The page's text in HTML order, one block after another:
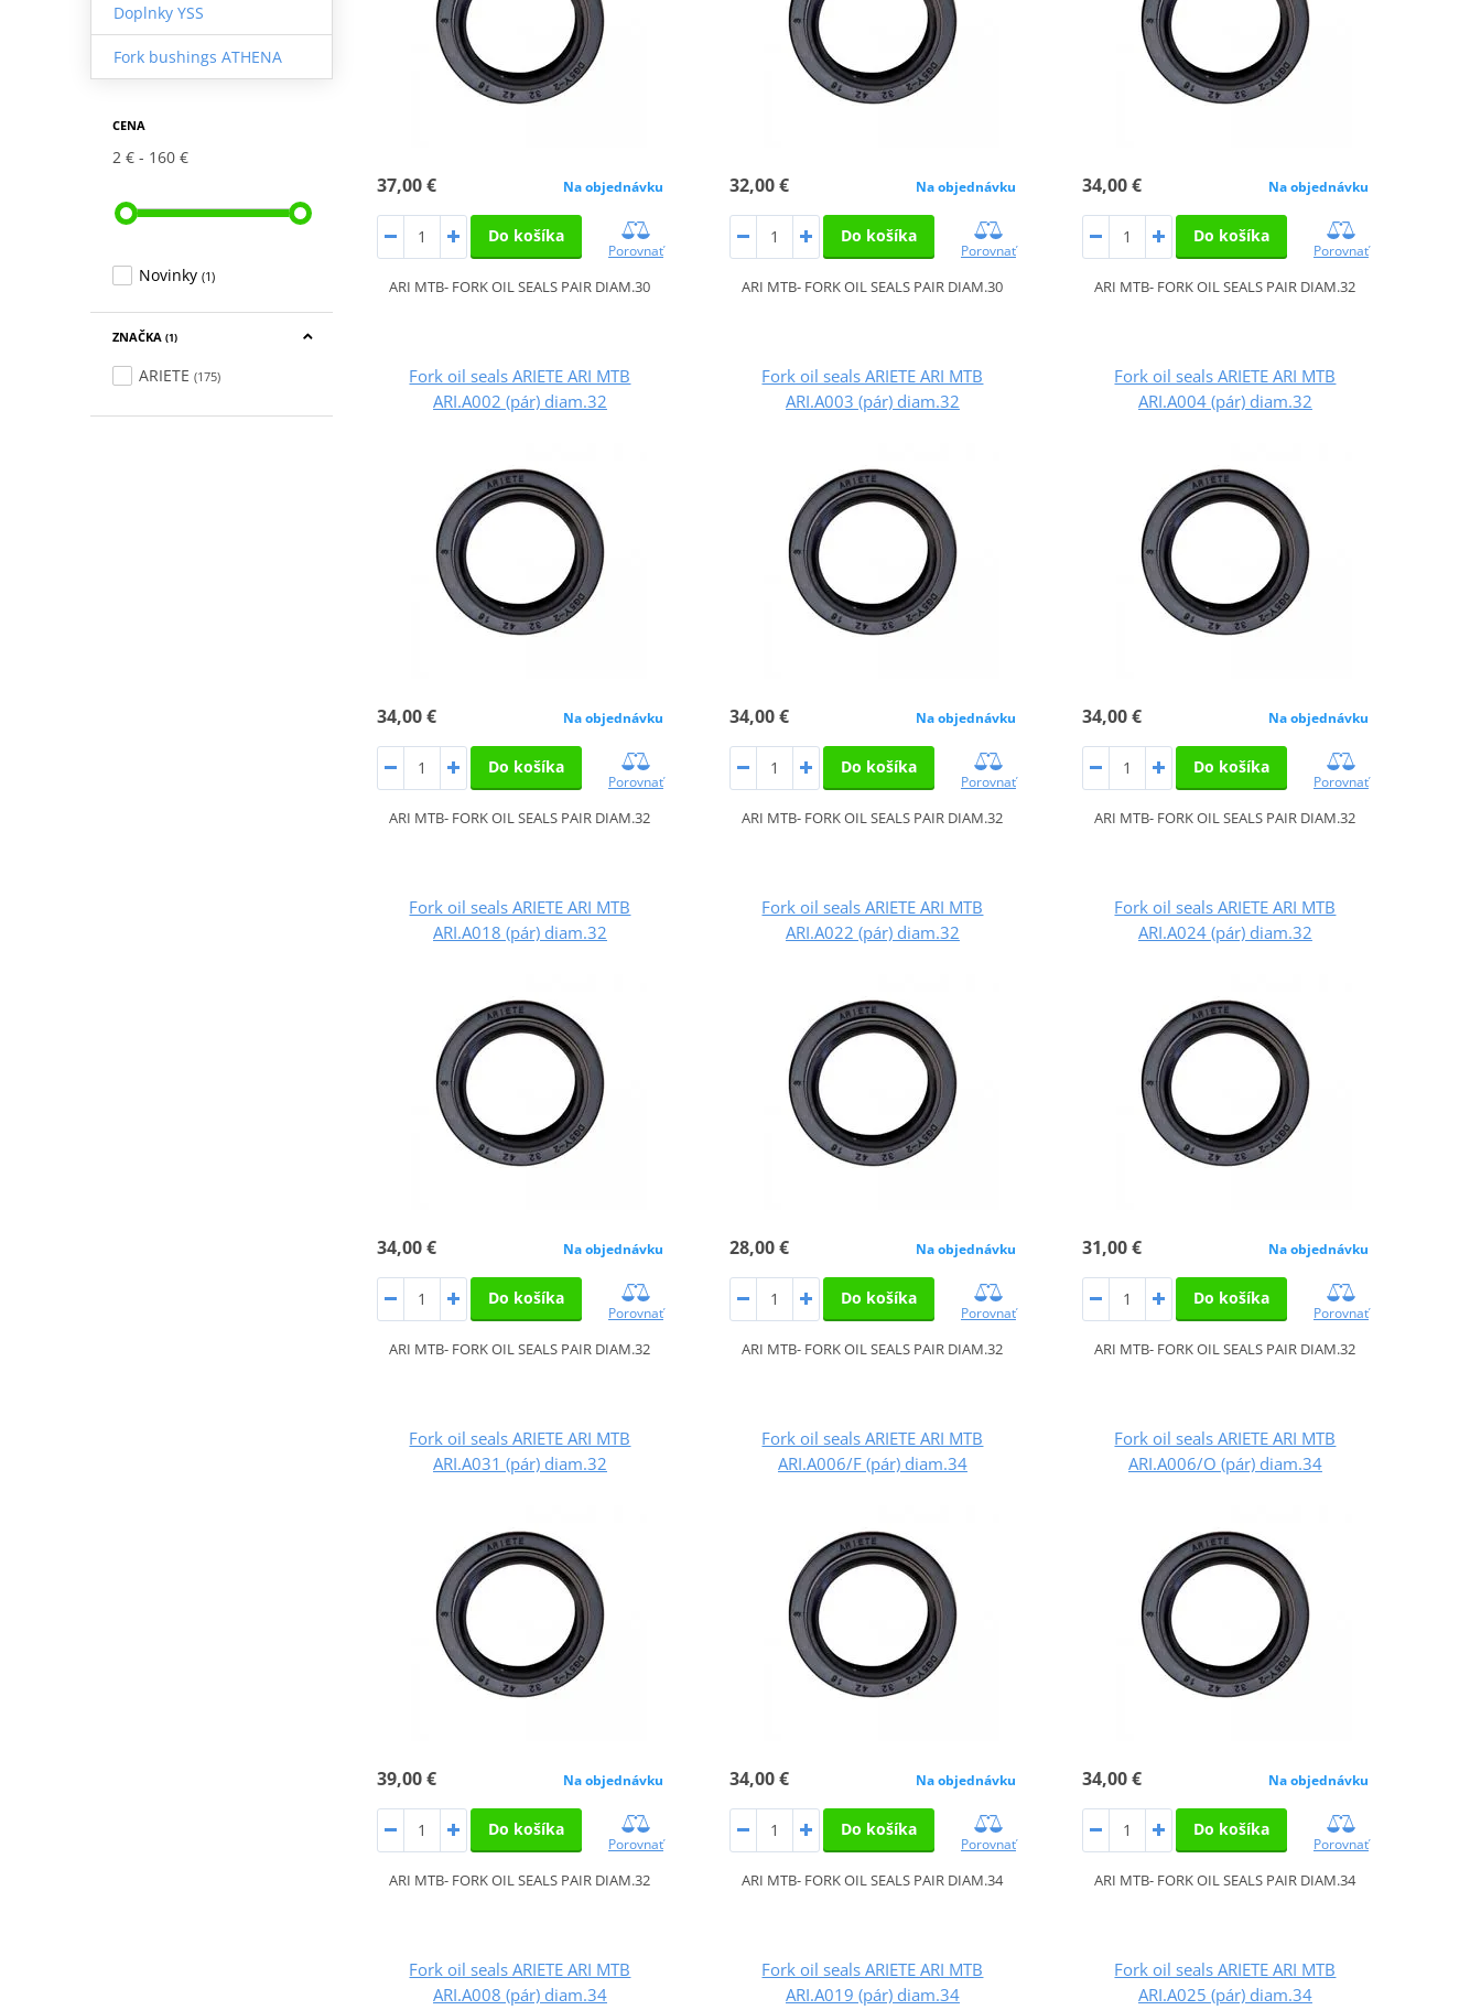
Doplnky YSS
Fork bushings ATHENA
CENA
2 € 160 €
Novinky (1)
ZNAČKA (1)
ARIETE (175)
37,00 € Na objednávku
Do košíka
Porovnať
ARI MTB- FORK OIL SEALS PAIR DIAM.30
32,00 € Na objednávku
Do košíka
Porovnať
ARI MTB- FORK OIL SEALS PAIR DIAM.30
34,00 € Na objednávku
Do košíka
Porovnať
ARI MTB- FORK OIL SEALS PAIR DIAM.32
Fork oil seals ARIETE ARI MTB
ARI.A002 (pár) diam.32
34,00 € Na objednávku
Do košíka
Porovnať
ARI MTB- FORK OIL SEALS PAIR DIAM.32
Fork oil seals ARIETE ARI MTB
ARI.A003 (pár) diam.32
34,00 € Na objednávku
Do košíka
Porovnať
ARI MTB- FORK OIL SEALS PAIR DIAM.32
Fork oil seals ARIETE ARI MTB
ARI.A004 (pár) diam.32
34,00 € Na objednávku
Do košíka
Porovnať
ARI MTB- FORK OIL SEALS PAIR DIAM.32
Fork oil seals ARIETE ARI MTB
ARI.A018 (pár) diam.32
34,00 € Na objednávku
Do košíka
Porovnať
ARI MTB- FORK OIL SEALS PAIR DIAM.32
Fork oil seals ARIETE ARI MTB
ARI.A022 (pár) diam.32
28,00 € Na objednávku
Do košíka
Porovnať
ARI MTB- FORK OIL SEALS PAIR DIAM.32
Fork oil seals ARIETE ARI MTB
ARI.A024 (pár) diam.32
31,00 € Na objednávku
Do košíka
Porovnať
ARI MTB- FORK OIL SEALS PAIR DIAM.32
Fork oil seals ARIETE ARI MTB
ARI.A031 (pár) diam.32
39,00 € Na objednávku
Do košíka
Porovnať
ARI MTB- FORK OIL SEALS PAIR DIAM.32
Fork oil seals ARIETE ARI MTB
ARI.A006/F (pár) diam.34
34,00 € Na objednávku
Do košíka
Porovnať
ARI MTB- FORK OIL SEALS PAIR DIAM.34
Fork oil seals ARIETE ARI MTB
ARI.A006/O (pár) diam.34
34,00 € Na objednávku
Do košíka
Porovnať
ARI MTB- FORK OIL SEALS PAIR DIAM.34
Fork oil seals ARIETE ARI MTB
ARI.A008 (pár) diam.34
Fork oil seals ARIETE ARI MTB
ARI.A019 (pár) diam.34
Fork oil seals ARIETE ARI MTB
ARI.A025 (pár) diam.34